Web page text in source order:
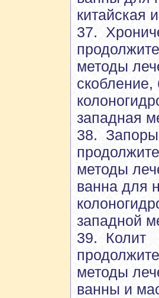
китайская
37.
методы
западная
38. Запоры
методы
ванна для
западной
39. Колит
методы
ванны и